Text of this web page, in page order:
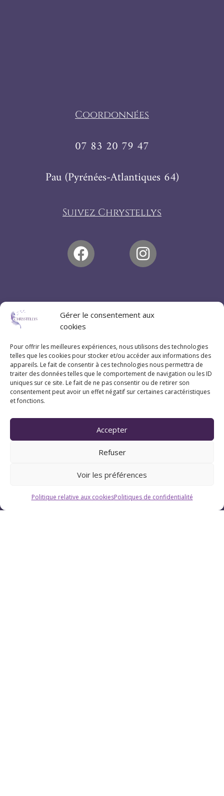
Gérer le consentement aux
cookies
Pour offrir les meilleures expériences, nous utilisons des technologies
telles que les cookies pour stocker et/ou accéder aux informations des
appareils. Le fait de consentir à ces technologies nous permettra de
traiter des données telles que le comportement de navigation ou les ID
uniques sur ce site. Le fait de ne pas consentir ou de retirer son
consentement peut avoir un effet négatif sur certaines caractéristiques
et fonctions.
Accepter
Refuser
Voir les préférences
Politique relative aux cookiesPolitiques de confidentialité
Coordonnées
07 83 20 79 47
Pau (Pyrénées-Atlantiques 64)
Suivez Chrystellys
Horaires
Du lundi au vendredi : 9h-12h / 13h-18h
Le samedi : 9h-12h